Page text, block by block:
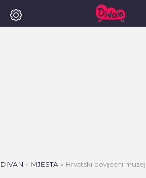
DIVAN » MJESTA » Hrvatski povijesni muzej